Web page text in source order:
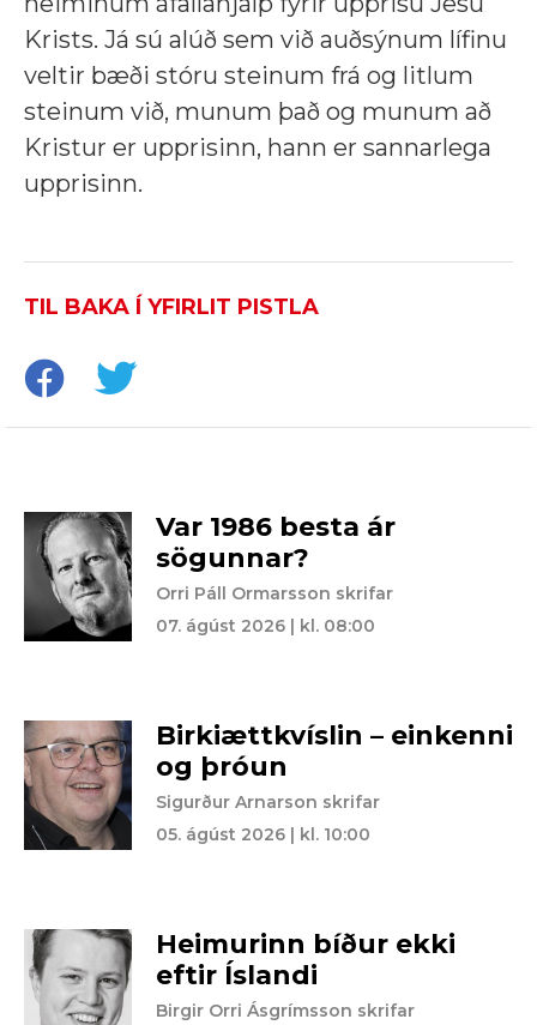
Krists. Já sú alúð sem við auðsýnum lífinu
veltir bæði stóru steinum frá og litlum
steinum við, munum það og munum að
Kristur er upprisinn, hann er sannarlega
upprisinn.
TIL BAKA Í YFIRLIT PISTLA
Var 1986 besta ár
sögunnar?
Orri Páll Ormarsson skrifar
07. ágúst 2026 | kl. 08:00
Birkiættkvíslin – einkenni
og þróun
Sigurður Arnarson skrifar
05. ágúst 2026 | kl. 10:00
Heimurinn bíður ekki
eftir Íslandi
Birgir Orri Ásgrímsson skrifar